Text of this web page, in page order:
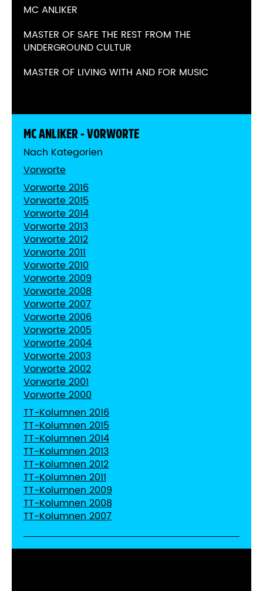
MC ANLIKER
MASTER OF SAFE THE REST FROM THE
UNDERGROUND CULTUR
MASTER OF LIVING WITH AND FOR MUSIC
MC ANLIKER - VORWORTE
Nach Kategorien
Vorworte
Vorworte 2016
Vorworte 2015
Vorworte 2014
Vorworte 2013
Vorworte 2012
Vorworte 2011
Vorworte 2010
Vorworte 2009
Vorworte 2008
Vorworte 2007
Vorworte 2006
Vorworte 2005
Vorworte 2004
Vorworte 2003
Vorworte 2002
Vorworte 2001
Vorworte 2000
TT-Kolumnen 2016
TT-Kolumnen 2015
TT-Kolumnen 2014
TT-Kolumnen 2013
TT-Kolumnen 2012
TT-Kolumnen 2011
TT-Kolumnen 2009
TT-Kolumnen 2008
TT-Kolumnen 2007